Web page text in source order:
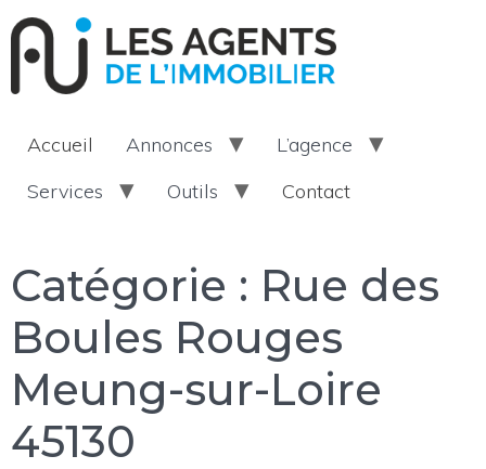
Accueil Annonces
L’agence
Services
Outils Contact
Catégorie : Rue des
Boules Rouges
Meung-sur-Loire
45130